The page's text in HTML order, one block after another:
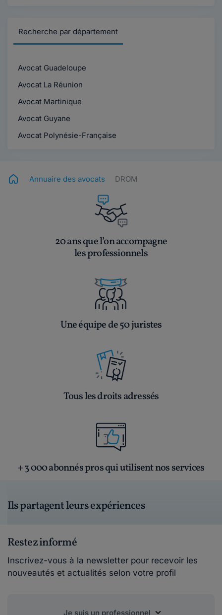
Recherche par département
Avocat Guadeloupe
Avocat La Réunion
Avocat Martinique
Avocat Guyane
Avocat Polynésie-Française
Annuaire des avocats DROM
20 ans que l’on accompagne
les professionnels
Une équipe de 50 juristes
Tous les droits adressés
+ 3 000 abonnés pros qui utilisent nos services
Ils partagent leurs expériences
Restez informé
Inscrivez-vous à la newsletter pour recevoir les
nouveautés et actualités selon votre profil